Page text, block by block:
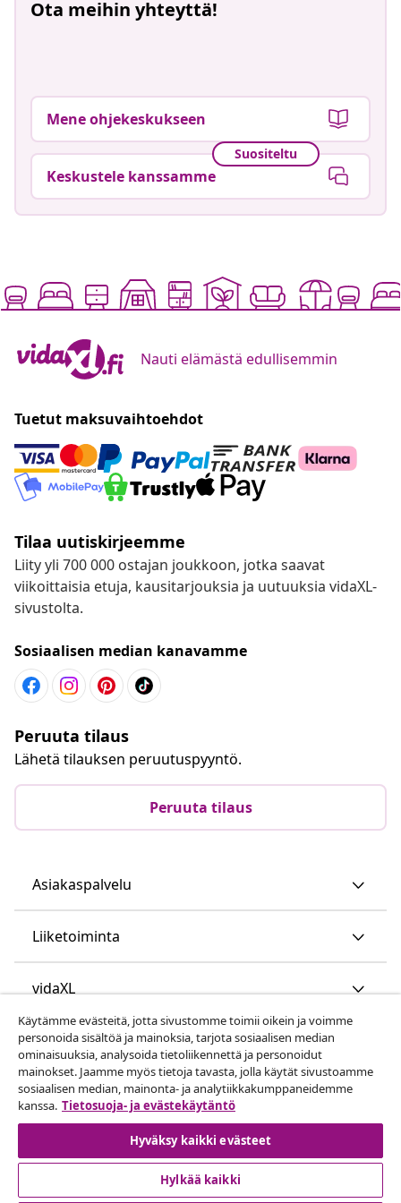
Ota meihin yhteyttä!
Mene ohjekeskukseen
Suositeltu
Keskustele kanssamme
Nauti elämästä edullisemmin
Tuetut maksuvaihtoehdot
Tilaa uutiskirjeemme
Liity yli 700 000 ostajan joukkoon, jotka saavat
viikoittaisia etuja, kausitarjouksia ja uutuuksia vidaXL-
sivustolta.
Sosiaalisen median kanavamme
Peruuta tilaus
Lähetä tilauksen peruutuspyyntö.
Peruuta tilaus
Asiakaspalvelu
Liiketoiminta
vidaXL
Löydä lisää
© 2008-2026 vidaXL www.vidaxl.fi on vidaXL Marketplace
Käytämme evästeitä, jotta sivustomme toimii oikein ja voimme
personoida sisältöä ja mainoksia, tarjota sosiaalisen median
ominaisuuksia, analysoida tietoliikennettä ja personoidut
mainokset. Jaamme myös tietoja tavasta, jolla käytät sivustoamme
sosiaalisen median, mainonta- ja analytiikkakumppaneidemme
kanssa. Tietosuoja- ja evästekäytäntö
Hyväksy kaikki evästeet
Hylkää kaikki